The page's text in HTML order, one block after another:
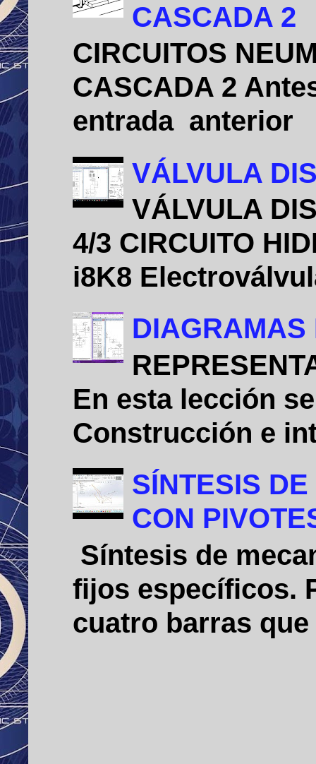
CASCADA 2
CIRCUITOS
CASCADA 2
entrada anterior
VÁLVULA
VÁLVULA
4/3 CIRCUITO
i8K8
DIAGRAMAS
En esta lección
Construcción e
SÍNTESIS
CON
Síntesis de
fijos específicos.
cuatro barras que